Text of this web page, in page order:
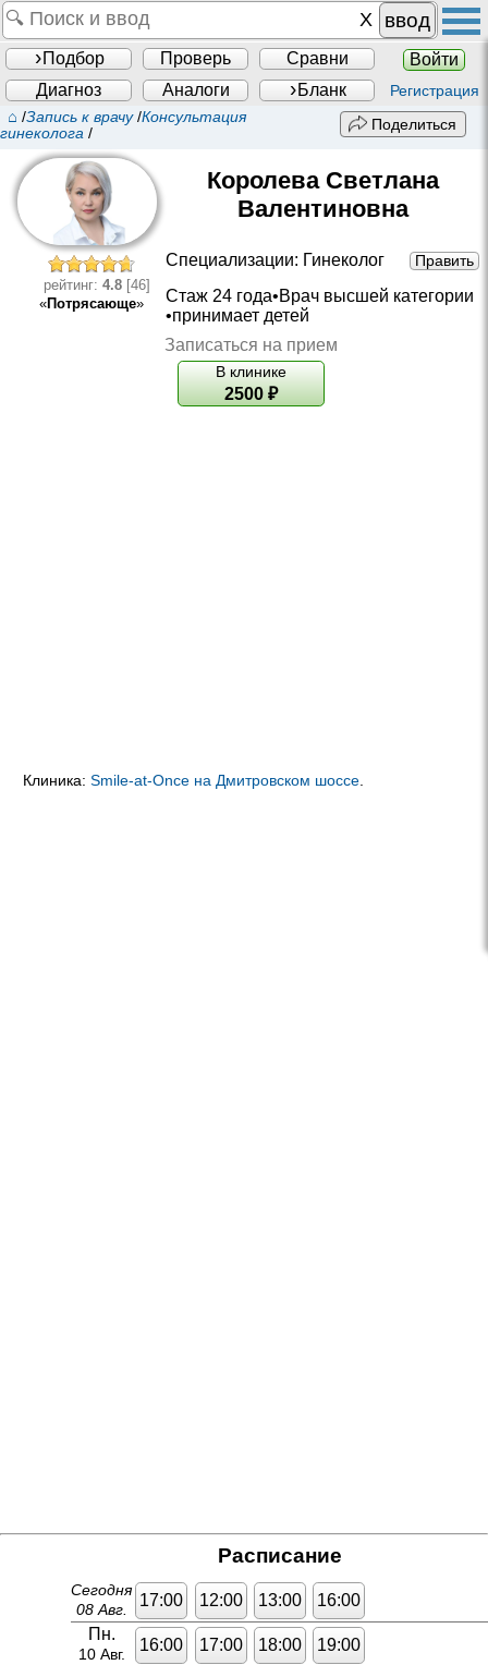
ввод
Подбор Проверь Сравни
Войти
Диагноз
Аналоги Бланк Регистрация
⌂ /Запись к врачу/Консультация
гинеколога /
Поделиться
рейтинг: 4.8 [46]
«Потрясающе»
Королева Светлана
Валентиновна
Специализации: Гинеколог Править
Стаж 24 года•Врач высшей категории
•принимает детей
Записаться на прием
В клинике
2500 ₽
Клиника: Smile-at-Once на Дмитровском шоссе.
Расписание
Сегодня
08 Авг.
17:00 12:00 13:00
16:00
Пн.
10 Авг.
16:00 17:00 18:00
19:00